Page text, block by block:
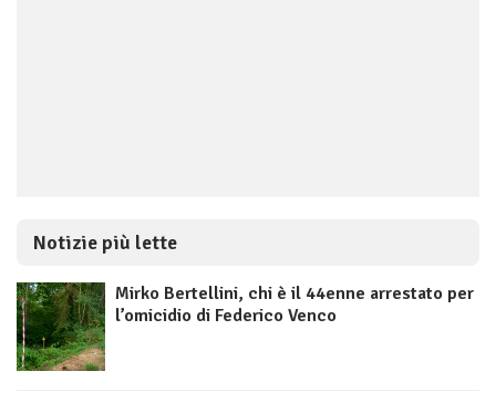
Notizie più lette
Mirko Bertellini, chi è il 44enne arrestato per
l’omicidio di Federico Venco